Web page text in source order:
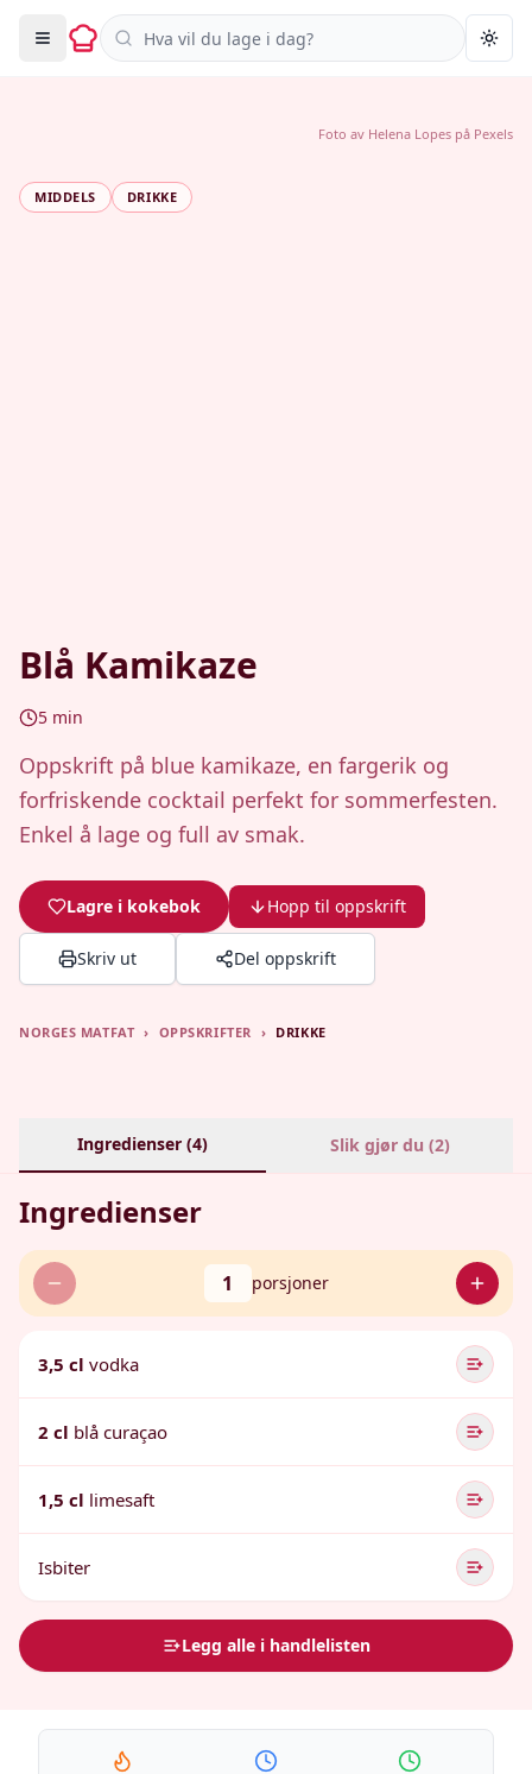
Søk i oppskrifter
MIDDELS DRIKKE
Blå Kamikaze
5 min
Oppskrift på blue kamikaze, en fargerik og
forfriskende cocktail perfekt for sommerfesten.
Enkel å lage og full av smak.
Lagre i kokebok Hopp til oppskrift
Skriv ut Del oppskrift
Foto av Helena Lopes på Pexels
NORGES MATFAT › OPPSKRIFTER › DRIKKE
Ingredienser (4) Slik gjør du (2)
Ingredienser
1 porsjoner
3,5 cl vodka
2 cl blå curaçao
1,5 cl limesaft
Isbiter
Legg alle i handlelisten